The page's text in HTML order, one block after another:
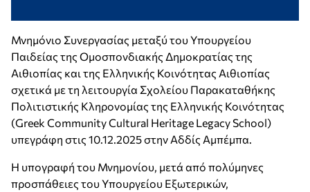
Μνημόνιο Συνεργασίας μεταξύ του Υπουργείου
Παιδείας της Ομοσπονδιακής Δημοκρατίας της
Αιθιοπίας και της Ελληνικής Κοινότητας Αιθιοπίας
σχετικά με τη λειτουργία Σχολείου Παρακαταθήκης
Πολιτιστικής Κληρονομίας της Ελληνικής Κοινότητας
(Greek Community Cultural Heritage Legacy School)
υπεγράφη στις 10.12.2025 στην Αδδίς Αμπέμπα.
Η υπογραφή του Μνημονίου, μετά από πολύμηνες
προσπάθειες του Υπουργείου Εξωτερικών,